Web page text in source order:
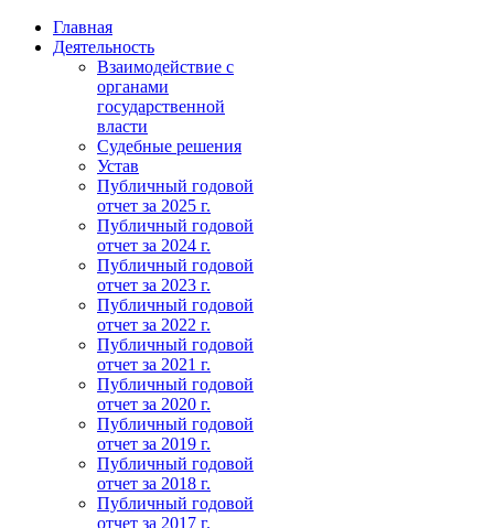
Главная
Деятельность
Взаимодействие с
органами
государственной
власти
Судебные решения
Устав
Публичный годовой
отчет за 2025 г.
Публичный годовой
отчет за 2024 г.
Публичный годовой
отчет за 2023 г.
Публичный годовой
отчет за 2022 г.
Публичный годовой
отчет за 2021 г.
Публичный годовой
отчет за 2020 г.
Публичный годовой
отчет за 2019 г.
Публичный годовой
отчет за 2018 г.
Публичный годовой
отчет за 2017 г.